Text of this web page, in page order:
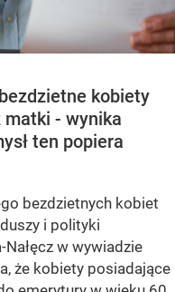
kobiety
matki - wynika
ten popiera
bezdzietnych kobiet
i polityki
Nałęcz w wywiadzie
że kobiety posiadające